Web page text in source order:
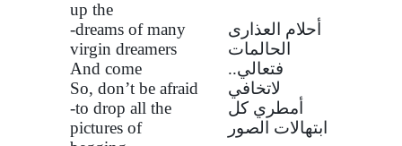
up the
-dreams of many
virgin dreamers
أحلام العذارى
الحالمات
And come
فتعالي..
So, don’t be afraid
لاتخافي
-to drop all the
pictures of
أمطري كل
ابتهالات الصور